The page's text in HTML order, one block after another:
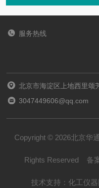
服务热线
北京市海淀区上地西里颂
3047449606@qq.com
Copyright © 2026北京华
Rights Reserved 备
技术支持： 化工仪器